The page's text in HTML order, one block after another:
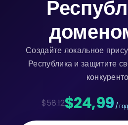
Создайте локальное
Республика и защитите
$58.12$24,99 / год